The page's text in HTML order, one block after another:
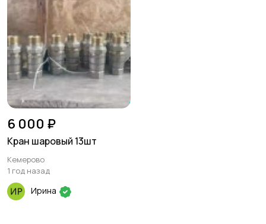
6 000 ₽
Кран шаровый 13шт
Кемерово
1 год назад
Ирина